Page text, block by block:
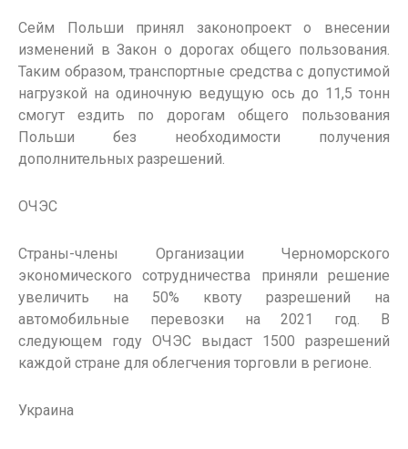
Сейм Польши принял законопроект о внесении
изменений в Закон о дорогах общего пользования.
Таким образом, транспортные средства с допустимой
нагрузкой на одиночную ведущую ось до 11,5 тонн
смогут ездить по дорогам общего пользования
Польши без необходимости получения
дополнительных разрешений.
ОЧЭС
Страны-члены Организации Черноморского
экономического сотрудничества приняли решение
увеличить на 50% квоту разрешений на
автомобильные перевозки на 2021 год. В
следующем году ОЧЭС выдаст 1500 разрешений
каждой стране для облегчения торговли в регионе.
Украина